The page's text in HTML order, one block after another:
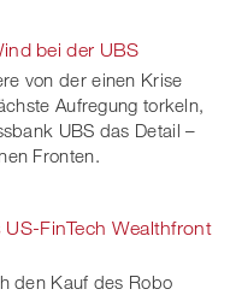
Xing
bei der UBS
von der einen Krise
Aufregung torkeln,
UBS das Detail –
Fronten.
FinTech Wealthfront
den Kauf des Robo